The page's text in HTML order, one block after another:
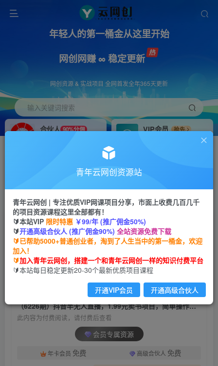
年轻人的第一桶金从这里开始
网创网赚 ∞ 稳定更新
网创资源 & 实战项目 全网首发全年365天更新
输入关键词搜索
合伙人 90%分佣
VIP会员
抢先
搭建同款网站，自己当老板
首页 创业课程 会员专属 正文
（6226期）抖音半无人直播，1.99元卖书项目，
简单操作轻松日入500＋
青年云网创
2年前发布
关注 私信
（6226期）抖音半无人直播，1.99元卖书项目，简单操作轻松日入500＋
此内容为付费阅读，请付费后查看
会员专属资源
年卡会员 免费 高级合伙人 免费
青年云网创资源站
青年云网创 | 专注优质VIP网课项目分享，市面上收费几百几千
的项目资源课程这里全部都有！
🔰本站VIP 限时特惠 ￥99/年 (推广佣金50%)
🔰开通高级合伙人 (推广佣金90%) 全站资源免费下载
🔰已帮助5000+普通创业者，淘到了人生当中的第一桶金，欢迎
加入！
🔰加入青年云网创，搭建一个和青年云网创一样的知识付费平台
🔰本站每日稳定更新20-30个最新优质项目课程
开通VIP会员 开通高级合伙人